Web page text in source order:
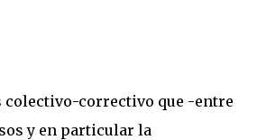
colectivo-correctivo que -entre
y en particular la